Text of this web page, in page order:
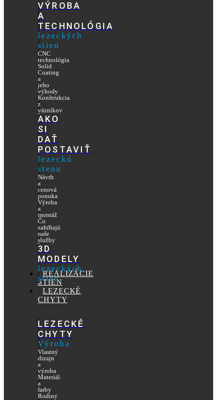
VÝROBA
A
TECHNOLÓGIA
lezeckých
stien
CNC
technológia
Solid
Coating
a
jeho
výhody
Konštrukcia
z
väzníkov
AKO
SI
DAŤ
POSTAVIŤ
lezeckú
stenu
Návrh
a
cenová
ponuka
Výroba
a
montáž
Čo
zahŕňajú
naše
služby
3D
MODELY
lezeckých
stien
REALIZÁCIE
STIEN
LEZECKÉ
CHYTY
LEZECKÉ
CHYTY
Výroba
Vlastný
dizajn
a
výroba
Materiál
a
farby
Rodiny